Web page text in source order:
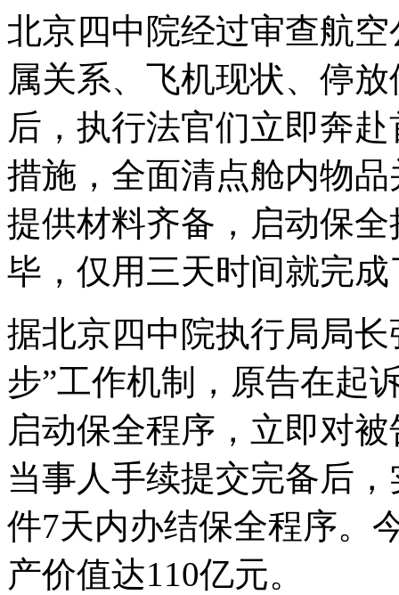
北京四中院经过审查航
属关系、飞机现状、停
后，执行法官们立即奔
措施，全面清点舱内物
提供材料齐备，启动保
毕，仅用三天时间就完
据北京四中院执行局局
步”工作机制，原告在起
启动保全程序，立即对
当事人手续提交完备后
件7天内办结保全程序。
产价值达110亿元。